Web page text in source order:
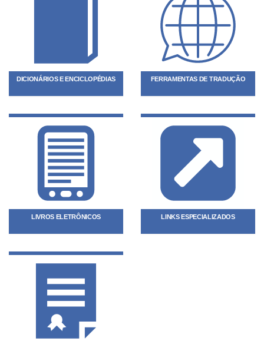
DICIONÁRIOS E ENCICLOPÉDIAS FERRAMENTAS DE TRADUÇÃO
LIVROS ELETRÔNICOS LINKS ESPECIALIZADOS